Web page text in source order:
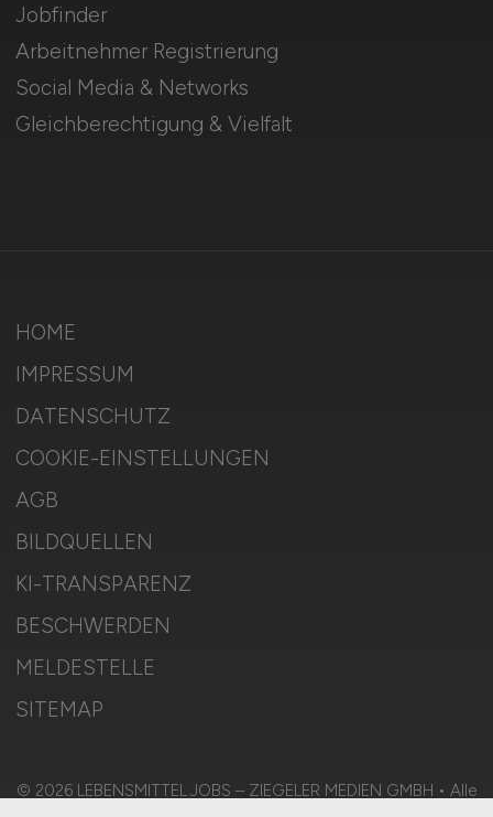
Jobfinder
Arbeitnehmer Registrierung
Social Media & Networks
Gleichberechtigung & Vielfalt
HOME
IMPRESSUM
DATENSCHUTZ
COOKIE-EINSTELLUNGEN
AGB
BILDQUELLEN
KI-TRANSPARENZ
BESCHWERDEN
MELDESTELLE
SITEMAP
© 2026 LEBENSMITTEL.JOBS – ZIEGELER MEDIEN GMBH • Alle